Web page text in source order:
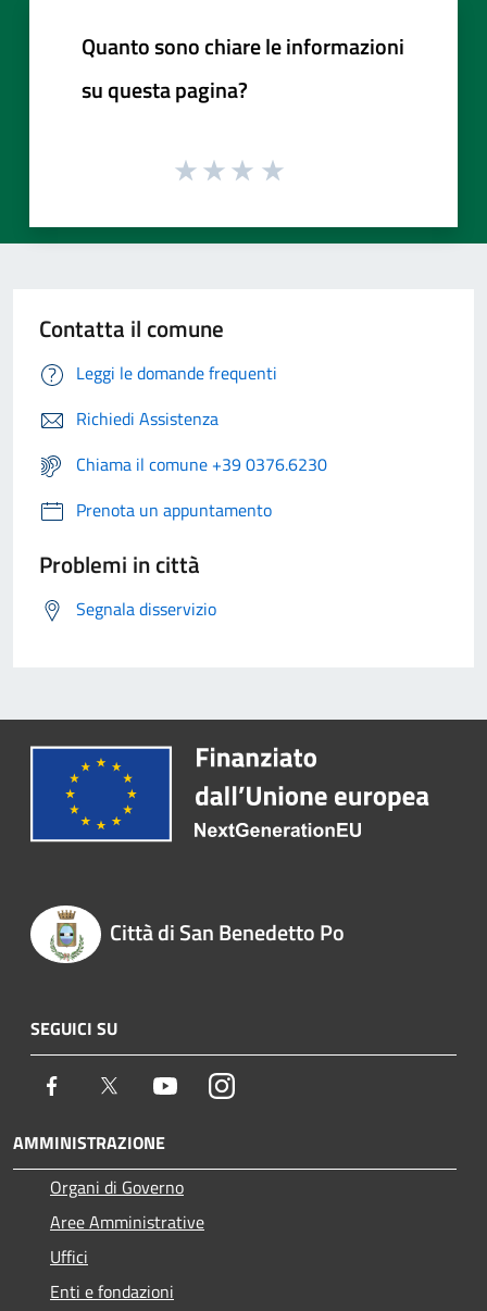
Quanto sono chiare le informazioni
su questa pagina?
Contatta il comune
Leggi le domande frequenti
Richiedi Assistenza
Chiama il comune +39 0376.6230
Prenota un appuntamento
Problemi in città
Segnala disservizio
Città di San Benedetto Po
SEGUICI SU
Facebook Twitter YoutubeInstagram
AMMINISTRAZIONE
Organi di Governo
Aree Amministrative
Uffici
Enti e fondazioni